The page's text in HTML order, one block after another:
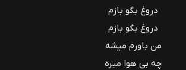
دروغ بگو بازم
دروغ بگو بازم
من باورم میشه
چه بی هوا میره